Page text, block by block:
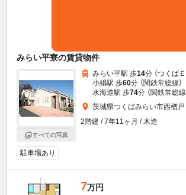
みらい平寮の賃貸物件
すべての写真
みらい平駅 歩14分 （つくばＥ
小絹駅 歩60分 （関鉄常総線）
水海道駅 歩74分 （関鉄常総線
茨城県つくばみらい市西楢戸
2階建 / 7年11ヶ月 / 木造
駐車場あり
7万円